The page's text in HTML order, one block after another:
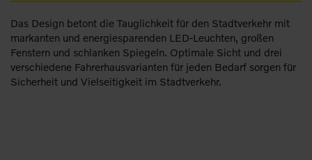
Das Design betont die Tauglichkeit für den Stadtverkehr mit
markanten und energiesparenden LED-Leuchten, großen
Fenstern und schlanken Spiegeln. Optimale Sicht und drei
verschiedene Fahrerhausvarianten für jeden Bedarf sorgen für
Sicherheit und Vielseitigkeit im Stadtverkehr.